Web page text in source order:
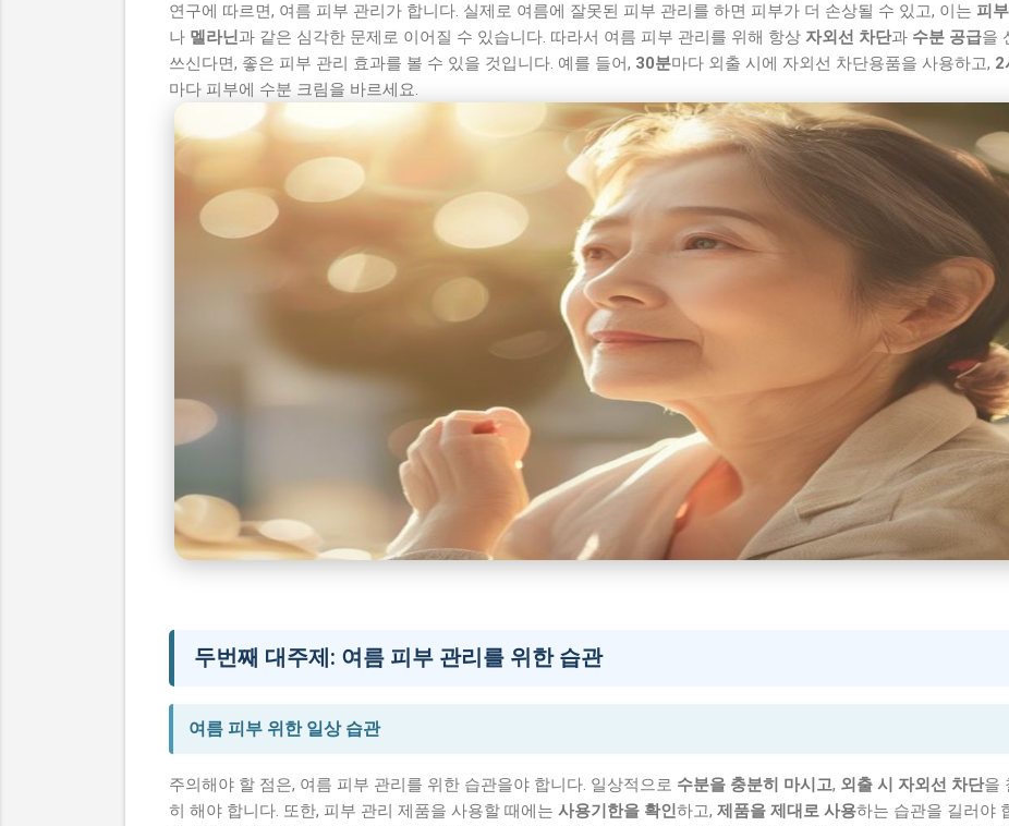
연구에 따르면, 여름 피부 관리가 합니다. 실제로 여름에 잘못된 피부 관리를 하면 피부가 더 손상될 수 있고, 이는 피
나 멜라닌과 같은 심각한 문제로 이어질 수 있습니다. 따라서 여름 피부 관리를 위해 항상 자외선 차단과 수분 공급을
쓰신다면, 좋은 피부 관리 효과를 볼 수 있을 것입니다. 예를 들어, 30분마다 외출 시에 자외선 차단용품을 사용하고, 2
마다 피부에 수분 크림을 바르세요.
두번째 대주제: 여름 피부 관리를 위한 습관
여름 피부 위한 일상 습관
주의해야 할 점은, 여름 피부 관리를 위한 습관을야 합니다. 일상적으로 수분을 충분히 마시고, 외출 시 자외선 차단을
히 해야 합니다. 또한, 피부 관리 제품을 사용할 때에는 사용기한을 확인하고, 제품을 제대로 사용하는 습관을 길러야